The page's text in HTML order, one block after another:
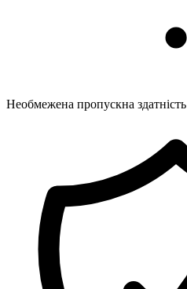
Необмежена пропускна здатність